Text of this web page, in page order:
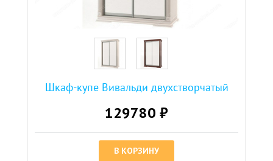
Шкаф-купе Вивальди двухстворчатый
129780 ₽
В КОРЗИНУ